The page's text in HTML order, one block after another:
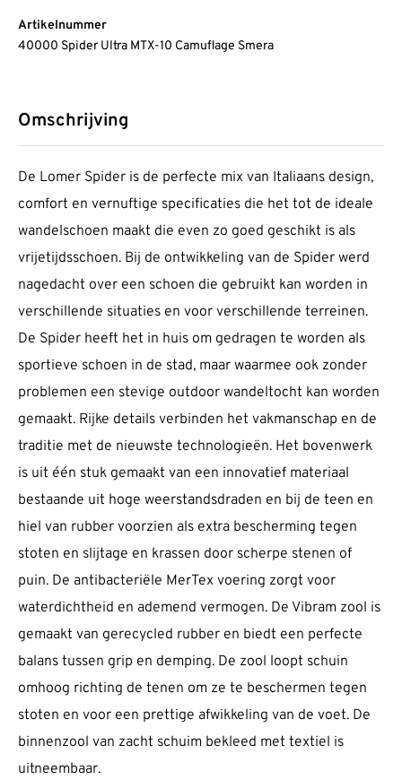
Artikelnummer
40000 Spider Ultra MTX-10 Camuflage Smera
Omschrijving
De Lomer Spider is de perfecte mix van Italiaans design,
comfort en vernuftige specificaties die het tot de ideale
wandelschoen maakt die even zo goed geschikt is als
vrijetijdsschoen. Bij de ontwikkeling van de Spider werd
nagedacht over een schoen die gebruikt kan worden in
verschillende situaties en voor verschillende terreinen.
De Spider heeft het in huis om gedragen te worden als
sportieve schoen in de stad, maar waarmee ook zonder
problemen een stevige outdoor wandeltocht kan worden
gemaakt. Rijke details verbinden het vakmanschap en de
traditie met de nieuwste technologieën. Het bovenwerk
is uit één stuk gemaakt van een innovatief materiaal
bestaande uit hoge weerstandsdraden en bij de teen en
hiel van rubber voorzien als extra bescherming tegen
stoten en slijtage en krassen door scherpe stenen of
puin. De antibacteriële MerTex voering zorgt voor
waterdichtheid en ademend vermogen. De Vibram zool is
gemaakt van gerecycled rubber en biedt een perfecte
balans tussen grip en demping. De zool loopt schuin
omhoog richting de tenen om ze te beschermen tegen
stoten en voor een prettige afwikkeling van de voet. De
binnenzool van zacht schuim bekleed met textiel is
uitneembaar.